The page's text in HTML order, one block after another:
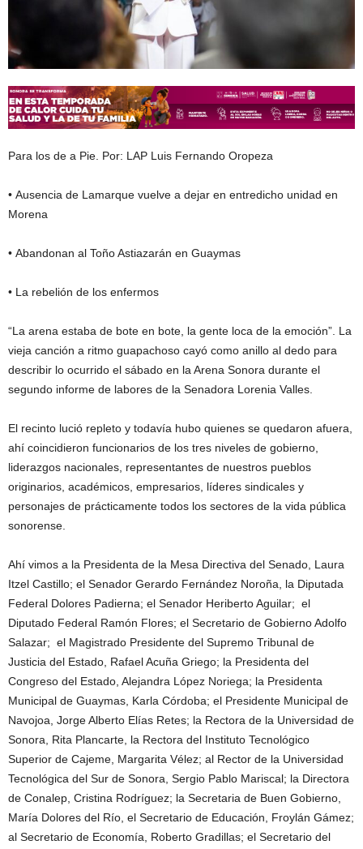
Para los de a Pie. Por: LAP Luis Fernando Oropeza
• Ausencia de Lamarque vuelve a dejar en entredicho unidad en
Morena
• Abandonan al Toño Astiazarán en Guaymas
• La rebelión de los enfermos
“La arena estaba de bote en bote, la gente loca de la emoción”. La
vieja canción a ritmo guapachoso cayó como anillo al dedo para
describir lo ocurrido el sábado en la Arena Sonora durante el
segundo informe de labores de la Senadora Lorenia Valles.
El recinto lució repleto y todavía hubo quienes se quedaron afuera,
ahí coincidieron funcionarios de los tres niveles de gobierno,
liderazgos nacionales, representantes de nuestros pueblos
originarios, académicos, empresarios, líderes sindicales y
personajes de prácticamente todos los sectores de la vida pública
sonorense.
Ahí vimos a la Presidenta de la Mesa Directiva del Senado, Laura
Itzel Castillo; el Senador Gerardo Fernández Noroña, la Diputada
Federal Dolores Padierna; el Senador Heriberto Aguilar; el
Diputado Federal Ramón Flores; el Secretario de Gobierno Adolfo
Salazar; el Magistrado Presidente del Supremo Tribunal de
Justicia del Estado, Rafael Acuña Griego; la Presidenta del
Congreso del Estado, Alejandra López Noriega; la Presidenta
Municipal de Guaymas, Karla Córdoba; el Presidente Municipal de
Navojoa, Jorge Alberto Elías Retes; la Rectora de la Universidad de
Sonora, Rita Plancarte, la Rectora del Instituto Tecnológico
Superior de Cajeme, Margarita Vélez; al Rector de la Universidad
Tecnológica del Sur de Sonora, Sergio Pablo Mariscal; la Directora
de Conalep, Cristina Rodríguez; la Secretaria de Buen Gobierno,
María Dolores del Río, el Secretario de Educación, Froylán Gámez;
al Secretario de Economía, Roberto Gradillas; el Secretario del